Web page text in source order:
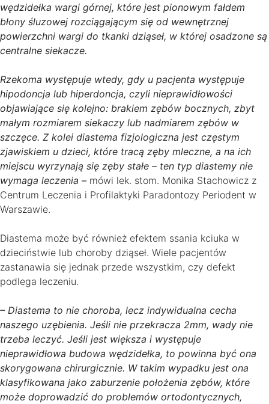
wędzidełka wargi górnej, które jest pionowym fałdem
błony śluzowej rozciągającym się od wewnętrznej
powierzchni wargi do tkanki dziąseł, w której osadzone są
centralne siekacze.
Rzekoma występuje wtedy, gdy u pacjenta występuje
hipodoncja lub hiperdoncja, czyli nieprawidłowości
objawiające się kolejno: brakiem zębów bocznych, zbyt
małym rozmiarem siekaczy lub nadmiarem zębów w
szczęce. Z kolei diastema fizjologiczna jest częstym
zjawiskiem u dzieci, które tracą zęby mleczne, a na ich
miejscu wyrzynają się zęby stałe – ten typ diastemy nie
wymaga leczenia – mówi lek. stom. Monika Stachowicz z
Centrum Leczenia i Profilaktyki Paradontozy Periodent w
Warszawie.
Diastema może być również efektem ssania kciuka w
dzieciństwie lub choroby dziąseł. Wiele pacjentów
zastanawia się jednak przede wszystkim, czy defekt
podlega leczeniu.
– Diastema to nie choroba, lecz indywidualna cecha
naszego uzębienia. Jeśli nie przekracza 2mm, wady nie
trzeba leczyć. Jeśli jest większa i występuje
nieprawidłowa budowa wędzidełka, to powinna być ona
skorygowana chirurgicznie. W takim wypadku jest ona
klasyfikowana jako zaburzenie położenia zębów, które
może doprowadzić do problemów ortodontycznych,